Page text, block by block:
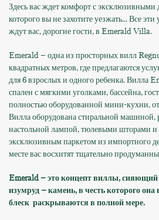
Здесь вас ждет комфорт с эксклюзивными
которого вы не захотите уезжать... Все
ждут вас, дорогие гости, в Emerald Villa.
Emerald – одна из просторных вилл
квадратных метров, где предлагаются
для 6 взрослых и одного ребенка. Вилла
спален с мягкими уголками, бассейна,
полностью оборудованной мини-кухни,
Вилла оборудована стиральной машиной,
настольной лампой, тюлевыми шторами и
эксклюзивным паркетом из импортного
месте вас восхитят тщательно
Emerald – это концепт виллы,
изумруд – камень, в честь которого она
блеск раскрываются в полной мере.